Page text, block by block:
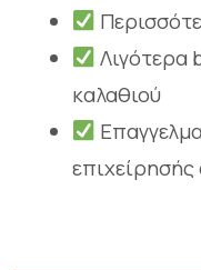
Λιγότερα
καλαθιού
επιχείρησής